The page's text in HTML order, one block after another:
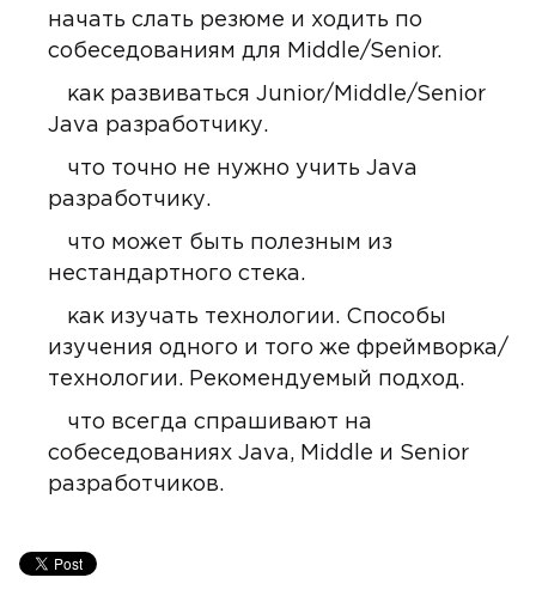
начать слать резюме и ходить по
собеседованиям для Middle/Senior.
как развиваться Junior/Middle/Senior
Java разработчику.
что точно не нужно учить Java
разработчику.
что может быть полезным из
нестандартного стека.
как изучать технологии. Способы
изучения одного и того же фреймворка/
технологии. Рекомендуемый подход.
что всегда спрашивают на
собеседованиях Java, Middle и Senior
разработчиков.